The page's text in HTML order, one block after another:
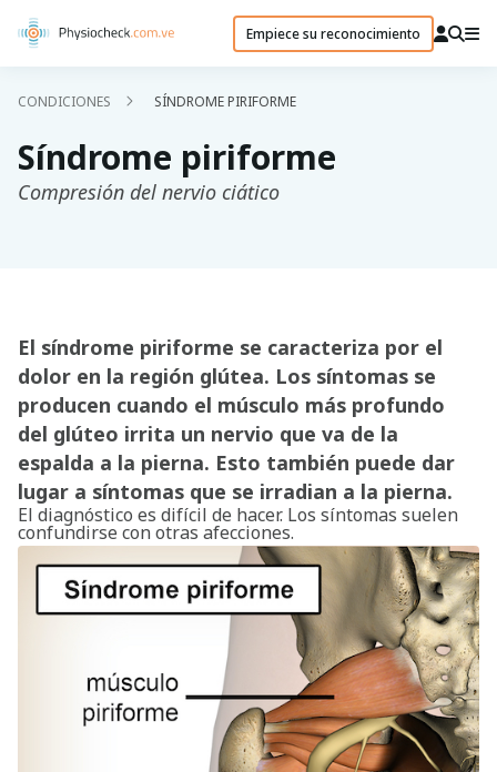
Empiece su reconocimiento
CONDICIONES SÍNDROME PIRIFORME
Síndrome piriforme
Compresión del nervio ciático
El síndrome piriforme se caracteriza por el
dolor en la región glútea. Los síntomas se
producen cuando el músculo más profundo
del glúteo irrita un nervio que va de la
espalda a la pierna. Esto también puede dar
lugar a síntomas que se irradian a la pierna.
El diagnóstico es difícil de hacer. Los síntomas suelen
confundirse con otras afecciones.